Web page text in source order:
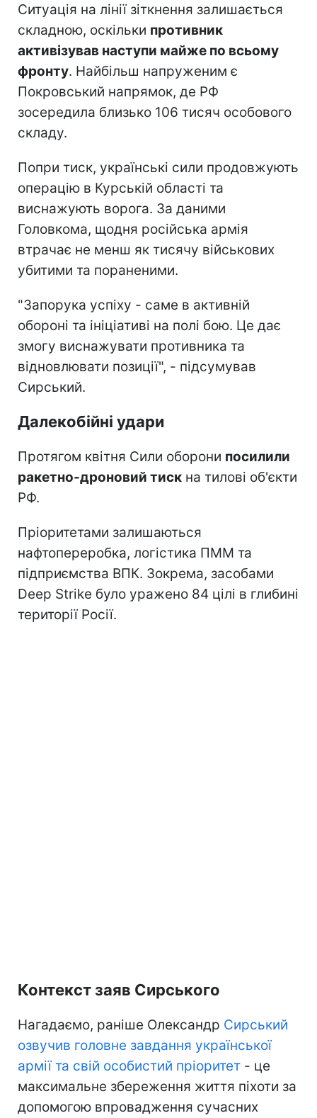
Ситуація на лінії зіткнення залишається
складною, оскільки противник
активізував наступи майже по всьому
фронту. Найбільш напруженим є
Покровський напрямок, де РФ
зосередила близько 106 тисяч особового
складу.
Попри тиск, українські сили продовжують
операцію в Курській області та
виснажують ворога. За даними
Головкома, щодня російська армія
втрачає не менш як тисячу військових
убитими та пораненими.
"Запорука успіху - саме в активній
обороні та ініціативі на полі бою. Це дає
змогу виснажувати противника та
відновлювати позиції", - підсумував
Сирський.
Далекобійні удари
Протягом квітня Сили оборони посилили
ракетно-дроновий тиск на тилові об'єкти
РФ.
Пріоритетами залишаються
нафтопереробка, логістика ПММ та
підприємства ВПК. Зокрема, засобами
Deep Strike було уражено 84 цілі в глибині
території Росії.
Контекст заяв Сирського
Нагадаємо, раніше Олександр Сирський
озвучив головне завдання української
армії та свій особистий пріоритет - це
максимальне збереження життя піхоти за
допомогою впровадження сучасних